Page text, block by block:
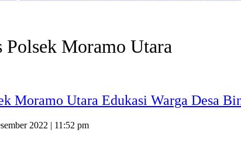
Polsek Moramo Utara
Moramo Utara Edukasi Warga Desa
2022 | 11:52 pm